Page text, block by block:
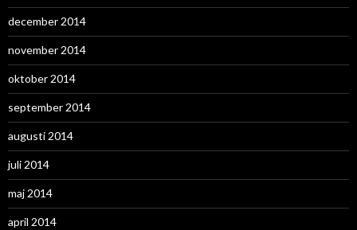
december 2014
november 2014
oktober 2014
september 2014
augusti 2014
juli 2014
maj 2014
april 2014